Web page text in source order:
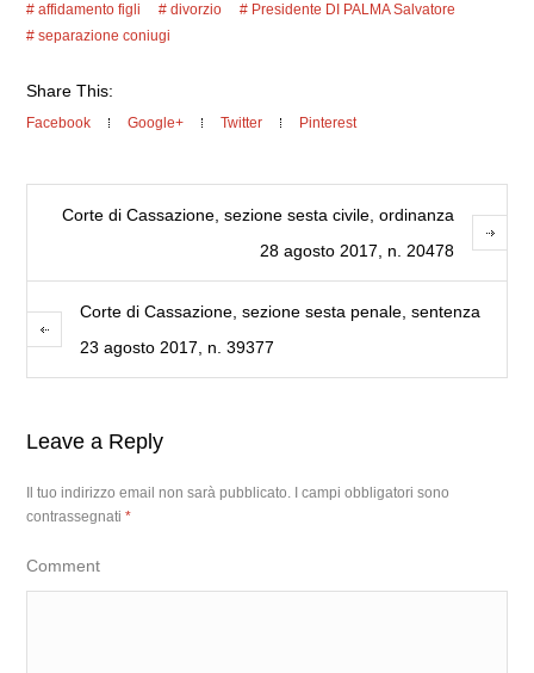
affidamento figli divorzio
Presidente DI PALMA Salvatore
separazione coniugi
Share This:
Facebook Google+ Twitter Pinterest
Corte di Cassazione, sezione sesta civile, ordinanza
28 agosto 2017, n. 20478
Corte di Cassazione, sezione sesta penale, sentenza
23 agosto 2017, n. 39377
Leave a Reply
Il tuo indirizzo email non sarà pubblicato.
I campi obbligatori sono
contrassegnati*
Comment